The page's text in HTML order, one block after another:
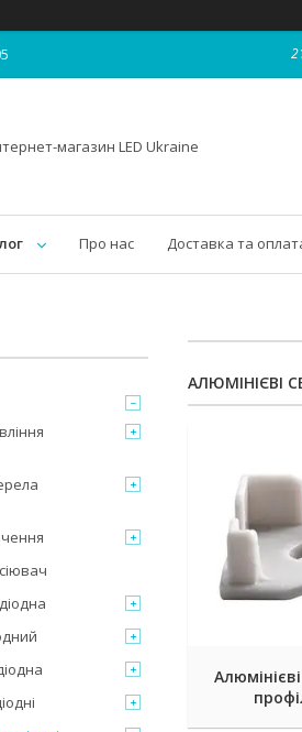
магазин LED Ukraine
Про нас Доставка та
АЛЮМІНІЄВІ